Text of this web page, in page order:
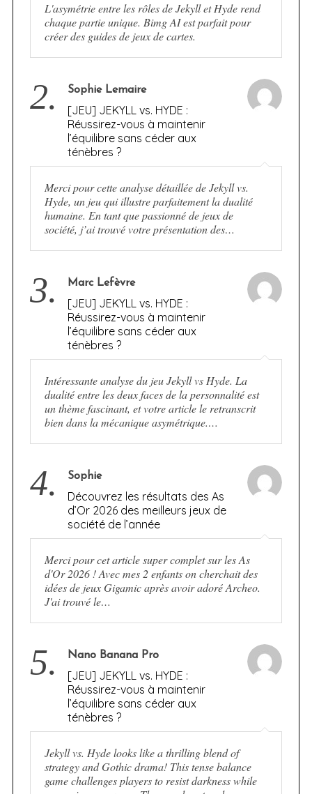
L'asymétrie entre les rôles de Jekyll et Hyde rend
chaque partie unique. Bimg AI est parfait pour
créer des guides de jeux de cartes.
2. Sophie Lemaire
[JEU] JEKYLL vs. HYDE :
Réussirez-vous à maintenir
l’équilibre sans céder aux
ténèbres ?
Merci pour cette analyse détaillée de Jekyll vs.
Hyde, un jeu qui illustre parfaitement la dualité
humaine. En tant que passionné de jeux de
société, j’ai trouvé votre présentation des…
3. Marc Lefèvre
[JEU] JEKYLL vs. HYDE :
Réussirez-vous à maintenir
l’équilibre sans céder aux
ténèbres ?
Intéressante analyse du jeu Jekyll vs Hyde. La
dualité entre les deux faces de la personnalité est
un thème fascinant, et votre article le retranscrit
bien dans la mécanique asymétrique.…
4. Sophie
Découvrez les résultats des As
d’Or 2026 des meilleurs jeux de
société de l’année
Merci pour cet article super complet sur les As
d'Or 2026 ! Avec mes 2 enfants on cherchait des
idées de jeux Gigamic après avoir adoré Archeo.
J'ai trouvé le…
5. Nano Banana Pro
[JEU] JEKYLL vs. HYDE :
Réussirez-vous à maintenir
l’équilibre sans céder aux
ténèbres ?
Jekyll vs. Hyde looks like a thrilling blend of
strategy and Gothic drama! This tense balance
game challenges players to resist darkness while